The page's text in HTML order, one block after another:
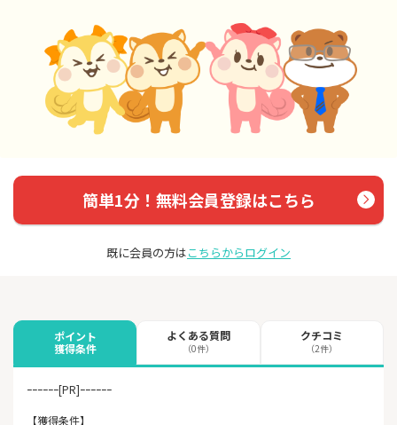
簡単1分！無料会員登録はこちら
既に会員の方はこちらからログイン
ポイント
獲得条件
よくある質問
（0件）
クチコミ
（2件）
ｰｰｰｰｰｰ[PR]ｰｰｰｰｰｰ
【獲得条件】